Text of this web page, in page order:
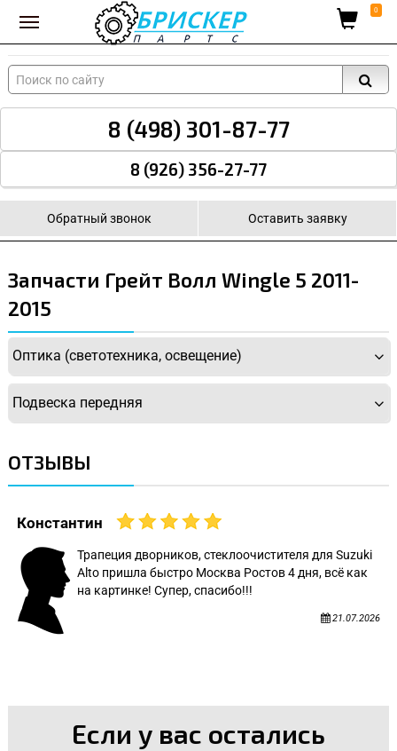
Вход для поставщиков 0
8 (498) 301-87-77
8 (926) 356-27-77
Обратный звонок Оставить заявку
Запчасти Грейт Волл Wingle 5 2011-
2015
Оптика (светотехника, освещение)
Подвеска передняя
ОТЗЫВЫ
Константин
Трапеция дворников, стеклоочистителя для Suzuki
Alto пришла быстро Москва Ростов 4 дня, всё как
на картинке! Супер, спасибо!!!
21.07.2026
Если у вас остались